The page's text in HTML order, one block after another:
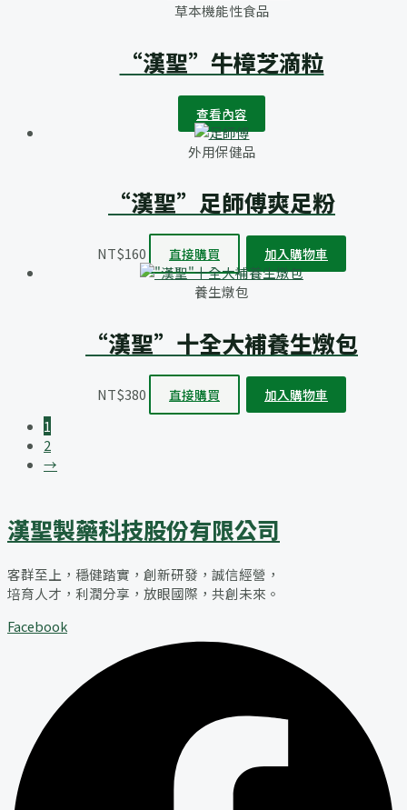
草本機能性食品
“漢聖”牛樟芝滴粒
查看內容
外用保健品
“漢聖”足師傅爽足粉
NT$160 直接購買 加入購物車
養生燉包
“漢聖”十全大補養生燉包
NT$380 直接購買 加入購物車
1
2
→
漢聖製藥科技股份有限公司
客群至上，穩健踏實，創新研發，誠信經營，
培育人才，利潤分享，放眼國際，共創未來。
Facebook